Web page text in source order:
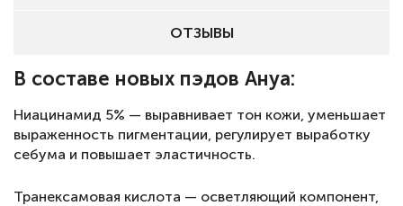
ОТЗЫВЫ
В составе новых пэдов Ануа:
Ниацинамид 5% — выравнивает тон кожи, уменьшает
выраженность пигментации, регулирует выработку
себума и повышает эластичность.
Транексамовая кислота — осветляющий компонент,